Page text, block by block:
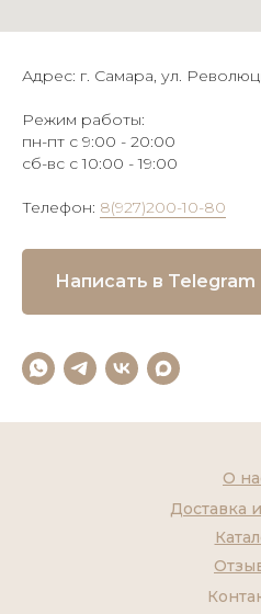
Адрес: г. Самара, ул.
Режим работы:
пн-пт с 9:00 - 20:00
сб-вс с 10:00 - 19:00
Телефон: 8(927)200-10-80
Написать в Telegram
О
Доставка